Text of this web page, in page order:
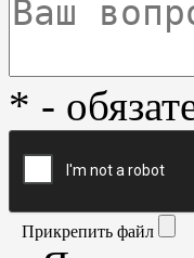
* -
Прикрепить файл